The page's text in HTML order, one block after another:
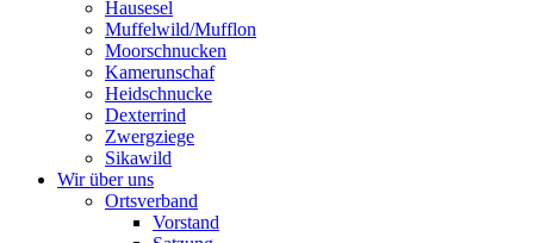
Hausesel
Muffelwild/Mufflon
Moorschnucken
Kamerunschaf
Heidschnucke
Dexterrind
Zwergziege
Sikawild
Wir über uns
Ortsverband
Vorstand